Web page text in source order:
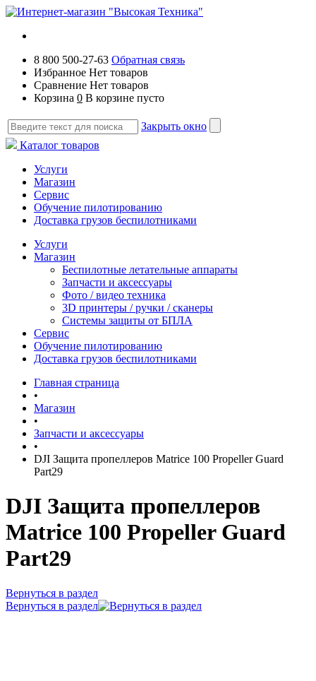
8 800 500-27-63 Обратная связь
Избранное Нет товаров
Сравнение Нет товаров
Корзина 0 В корзине пусто
Закрыть окно
Каталог товаров
Услуги
Магазин
Сервис
Обучение пилотированию
Доставка грузов беспилотниками
Услуги
Магазин
Беспилотные летательные аппараты
Запчасти и аксессуары
Фото / видео техника
3D принтеры / ручки / сканеры
Системы защиты от БПЛА
Сервис
Обучение пилотированию
Доставка грузов беспилотниками
Главная страница
•
Магазин
•
Запчасти и аксессуары
•
DJI Защита пропеллеров Matrice 100 Propeller Guard
Part29
DJI Защита пропеллеров
Matrice 100 Propeller Guard
Part29
Вернуться в раздел
Вернуться в раздел